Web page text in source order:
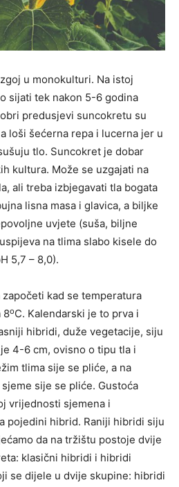
u monokulturi. Na istoj
sijati tek nakon 5-6 godina
predusjevi suncokretu su
loši šećerna repa i lucerna jer u
tlo. Suncokret je dobar
kultura. Može se uzgajati na
ali treba izbjegavati tla bogata
lisna masa i glavica, a biljke
uvjete (suša, biljne
na tlima slabo kisele do
5,7 – 8,0).
kad se temperatura
8oC. Kalendarski je to prva i
hibridi, duže vegetacije, siju
4-6 cm, ovisno o tipu tla i
tlima sije se pliće, a na
sije se pliće. Gustoća
vrijednosti sjemena i
pojedini hibrid. Raniji hibridi siju
da na tržištu postoje dvije
klasični hibridi i hibridi
se dijele u dvije skupine: hibridi